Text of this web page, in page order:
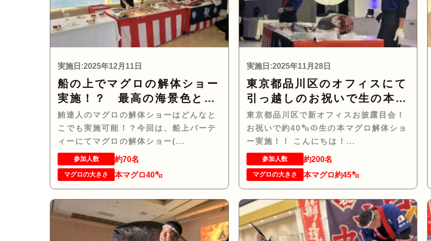
実施日:2025年12月11日
船の上でマグロの解体ショー
実施！？ 最高の海景色とマ
グロのコラボレーショ
ン！！！
鮪達人のマグロの解体ショーはどんなと
こでも実施可能！？今回は、船上パーテ
ィーにてマグロの解体ショー(...
参加人数 約70名
マグロの大きさ 本マグロ40㌔
実施日:2025年11月28日
東京都品川区のオフィスにて
引っ越しのお祝いで生の本マ
グロ約40㌔をお持ちし、マ
グロの解体ショーを行いお祝
いしてまいりました
東京都品川区で新オフィスお披露目会！
お祝いで約40㌔の生の本マグロ解体ショ
ー実施！！ こんにちは！...
参加人数 約200名
マグロの大きさ 本マグロ約45㌔